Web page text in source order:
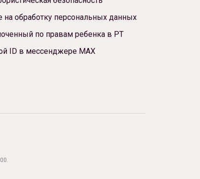
на обработку персональных данных
по правам ребенка в РТ
ID в мессенджере МАХ